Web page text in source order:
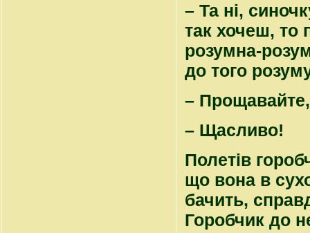
– Та ні,
так хочеш, то
розумна-
до того
–
– Щасливо!
Полетів
що вона в
бачить,
Горобчик до